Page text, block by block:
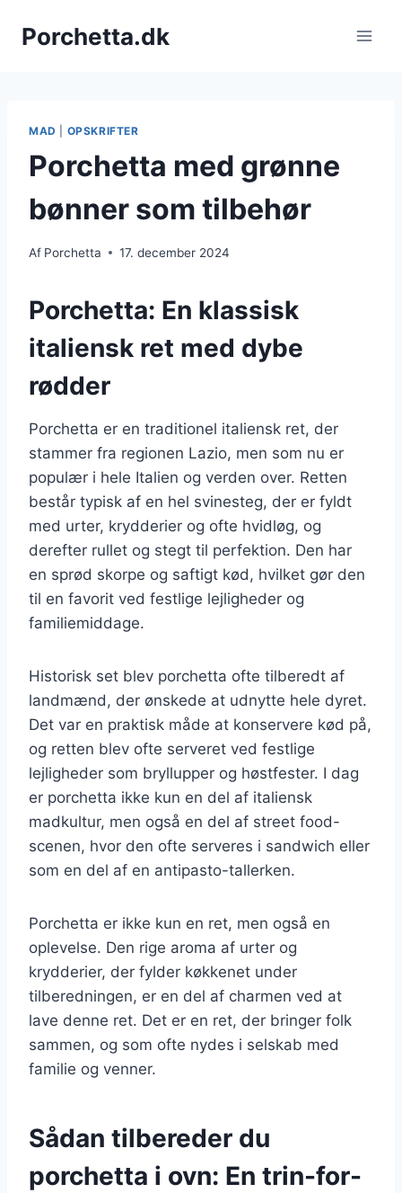
Porchetta.dk
MAD OPSKRIFTER
Porchetta med grønne
bønner som tilbehør
Af Porchetta 17. december 2024
Porchetta: En klassisk
italiensk ret med dybe
rødder
Porchetta er en traditionel italiensk ret, der
stammer fra regionen Lazio, men som nu er
populær i hele Italien og verden over. Retten
består typisk af en hel svinesteg, der er fyldt
med urter, krydderier og ofte hvidløg, og
derefter rullet og stegt til perfektion. Den har
en sprød skorpe og saftigt kød, hvilket gør den
til en favorit ved festlige lejligheder og
familiemiddage.
Historisk set blev porchetta ofte tilberedt af
landmænd, der ønskede at udnytte hele dyret.
Det var en praktisk måde at konservere kød på,
og retten blev ofte serveret ved festlige
lejligheder som bryllupper og høstfester. I dag
er porchetta ikke kun en del af italiensk
madkultur, men også en del af street food-
scenen, hvor den ofte serveres i sandwich eller
som en del af en antipasto-tallerken.
Porchetta er ikke kun en ret, men også en
oplevelse. Den rige aroma af urter og
krydderier, der fylder køkkenet under
tilberedningen, er en del af charmen ved at
lave denne ret. Det er en ret, der bringer folk
sammen, og som ofte nydes i selskab med
familie og venner.
Sådan tilbereder du
porchetta i ovn: En trin-for-